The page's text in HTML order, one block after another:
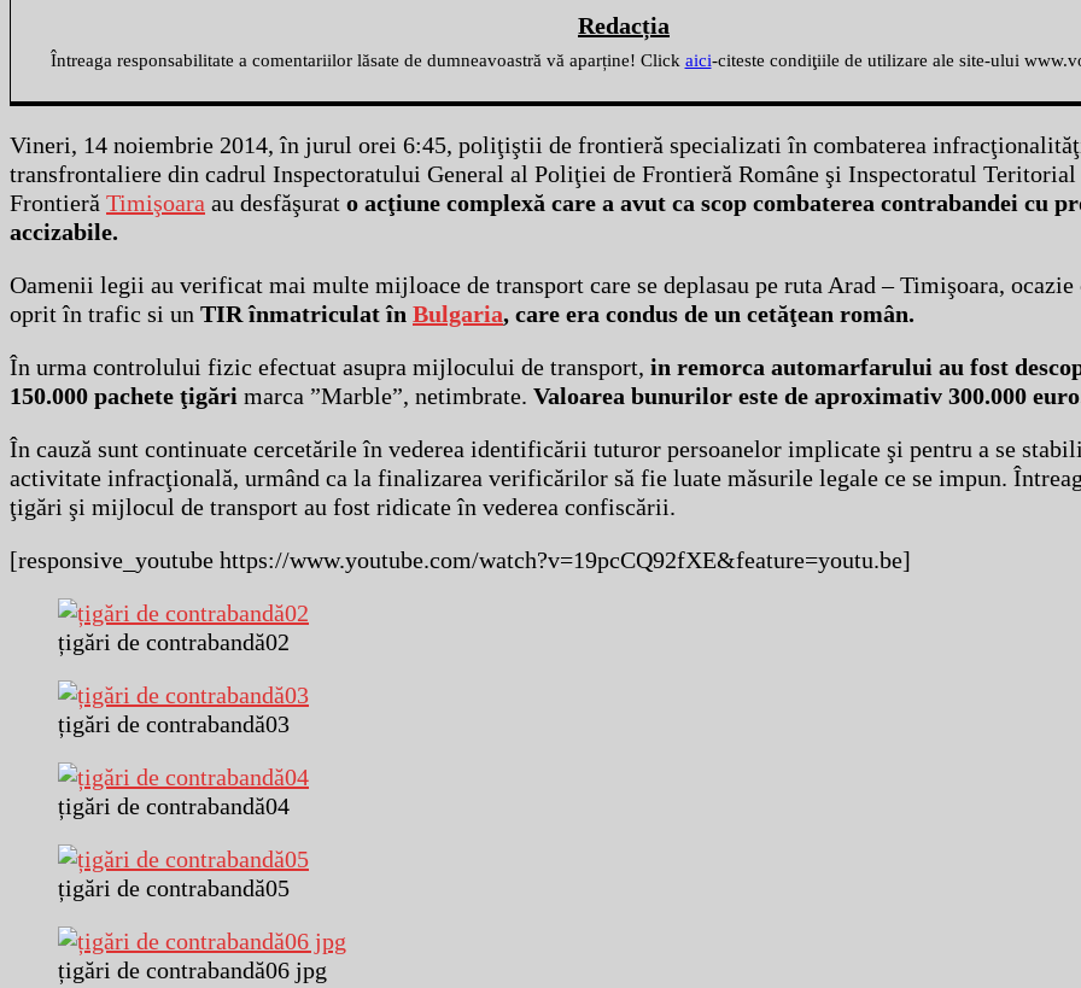
Redacția
Întreaga responsabilitate a comentariilor lăsate de dumneavoastră vă aparține! Click aici-citeste condiţiile de utilizare ale site-ului
Vineri, 14 noiembrie 2014, în jurul orei 6:45, poliţiştii de frontieră specializati în combaterea
transfrontaliere din cadrul Inspectoratului General al Poliţiei de Frontieră Române şi Inspectoratul
Frontieră Timişoara au desfăşurat o acţiune complexă care a avut ca scop combaterea contrabandei cu
accizabile.
Oamenii legii au verificat mai multe mijloace de transport care se deplasau pe ruta Arad – Timişoara, ocazie
oprit în trafic si un TIR înmatriculat în Bulgaria, care era condus de un cetăţean român.
În urma controlului fizic efectuat asupra mijlocului de transport, in remorca automarfarului au fost
150.000 pachete ţigări marca ”Marble”, netimbrate. Valoarea bunurilor este de aproximativ 300.000
În cauză sunt continuate cercetările în vederea identificării tuturor persoanelor implicate şi pentru a se
activitate infracţională, urmând ca la finalizarea verificărilor să fie luate măsurile legale ce se impun.
ţigări şi mijlocul de transport au fost ridicate în vederea confiscării.
[responsive_youtube https://www.youtube.com/watch?v=19pcCQ92fXE&feature=youtu.be]
țigări de contrabandă02
țigări de contrabandă03
țigări de contrabandă04
țigări de contrabandă05
țigări de contrabandă06 jpg